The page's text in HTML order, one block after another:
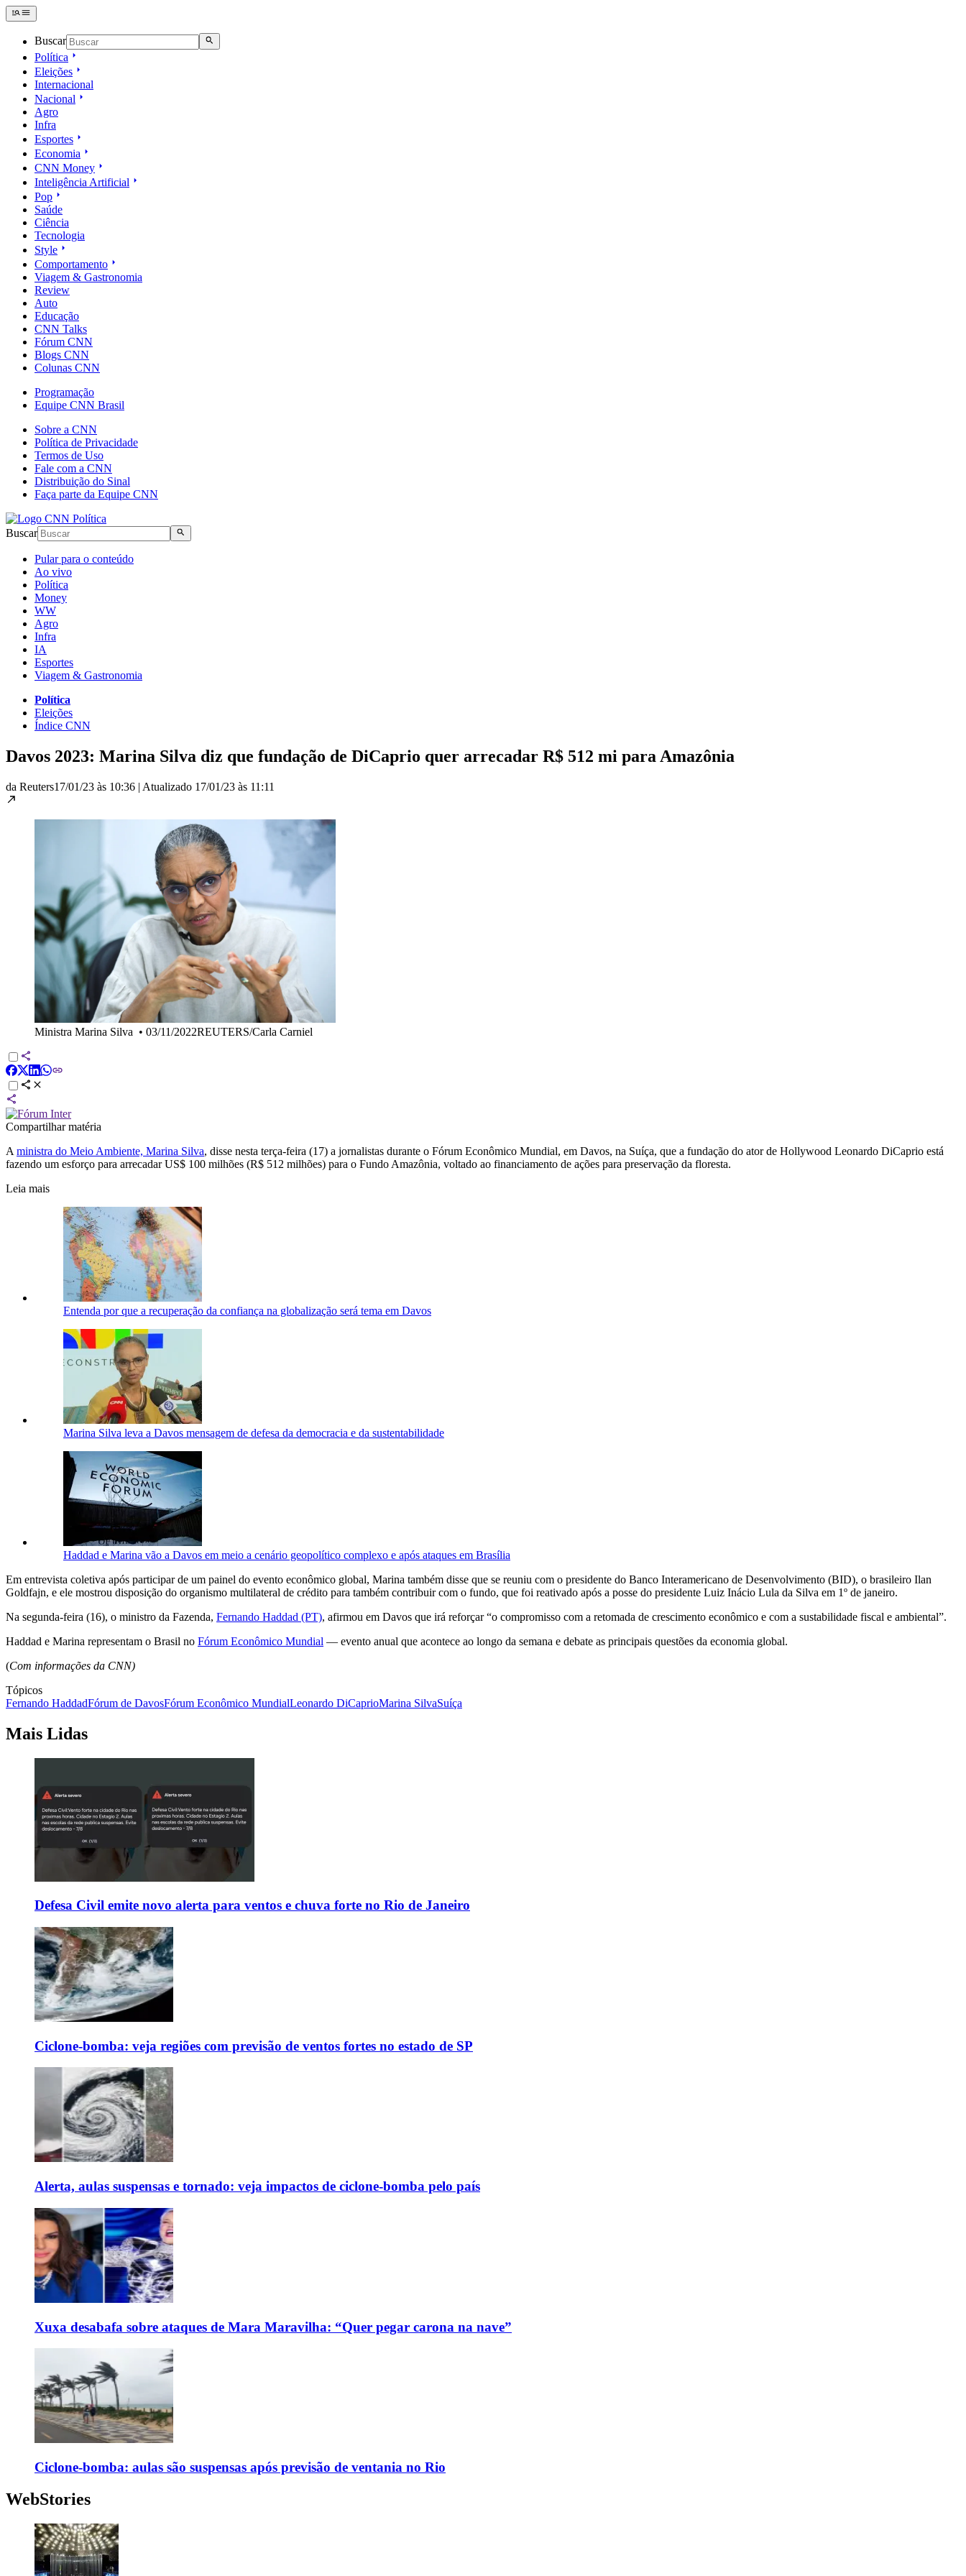
Buscar
Política
Eleições
Internacional
Nacional
Agro
Infra
Esportes
Economia
CNN Money
Inteligência Artificial
Pop
Saúde
Ciência
Tecnologia
Style
Comportamento
Viagem & Gastronomia
Review
Auto
Educação
CNN Talks
Fórum CNN
Blogs CNN
Colunas CNN
Programação
Equipe CNN Brasil
Sobre a CNN
Política de Privacidade
Termos de Uso
Fale com a CNN
Distribuição do Sinal
Faça parte da Equipe CNN
Buscar
Pular para o conteúdo
Ao vivo
Política
Money
WW
Agro
Infra
IA
Esportes
Viagem & Gastronomia
Política
Eleições
Índice CNN
Davos 2023: Marina Silva diz que fundação de DiCaprio quer arrecadar R$ 512 mi para Amazônia
da Reuters17/01/23 às 10:36 | Atualizado 17/01/23 às 11:11
Ministra Marina Silva • 03/11/2022REUTERS/Carla Carniel
Compartilhar matéria
A ministra do Meio Ambiente, Marina Silva, disse nesta terça-feira (17) a jornalistas durante o Fórum Econômico Mundial, em Davos, na Suíça, que a fundação do ator de Hollywood Leonardo DiCaprio está
fazendo um esforço para arrecadar US$ 100 milhões (R$ 512 milhões) para o Fundo Amazônia, voltado ao financiamento de ações para preservação da floresta.
Leia mais
Entenda por que a recuperação da confiança na globalização será tema em Davos
Marina Silva leva a Davos mensagem de defesa da democracia e da sustentabilidade
Haddad e Marina vão a Davos em meio a cenário geopolítico complexo e após ataques em Brasília
Em entrevista coletiva após participar de um painel do evento econômico global, Marina também disse que se reuniu com o presidente do Banco Interamericano de Desenvolvimento (BID), o brasileiro Ilan
Goldfajn, e ele mostrou disposição do organismo multilateral de crédito para também contribuir com o fundo, que foi reativado após a posse do presidente Luiz Inácio Lula da Silva em 1º de janeiro.
Na segunda-feira (16), o ministro da Fazenda, Fernando Haddad (PT), afirmou em Davos que irá reforçar “o compromisso com a retomada de crescimento econômico e com a sustabilidade fiscal e ambiental”.
Haddad e Marina representam o Brasil no Fórum Econômico Mundial — evento anual que acontece ao longo da semana e debate as principais questões da economia global.
(Com informações da CNN)
Tópicos
Fernando HaddadFórum de DavosFórum Econômico MundialLeonardo DiCaprioMarina SilvaSuíça
Mais Lidas
Defesa Civil emite novo alerta para ventos e chuva forte no Rio de Janeiro
Ciclone-bomba: veja regiões com previsão de ventos fortes no estado de SP
Alerta, aulas suspensas e tornado: veja impactos de ciclone-bomba pelo país
Xuxa desabafa sobre ataques de Mara Maravilha: “Quer pegar carona na nave”
Ciclone-bomba: aulas são suspensas após previsão de ventania no Rio
WebStories